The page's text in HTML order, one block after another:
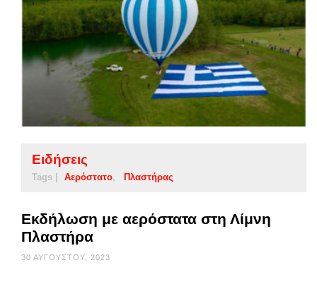
Ειδήσεις
Tags | Αερόστατο Πλαστήρας
Εκδήλωση με αερόστατα στη Λίμνη
Πλαστήρα
30 ΑΥΓΟΎΣΤΟΥ, 2023